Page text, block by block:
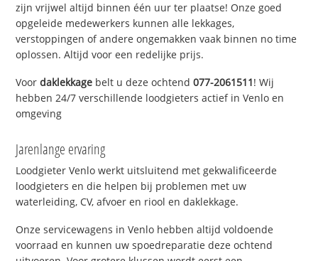
zijn vrijwel altijd binnen één uur ter plaatse! Onze goed
opgeleide medewerkers kunnen alle lekkages,
verstoppingen of andere ongemakken vaak binnen no time
oplossen. Altijd voor een redelijke prijs.
Voordaklekkage belt u deze ochtend077-2061511! Wij
hebben 24/7 verschillende loodgieters actief in Venlo en
omgeving
Jarenlange ervaring
Loodgieter Venlo werkt uitsluitend met gekwalificeerde
loodgieters en die helpen bij problemen met uw
waterleiding, CV, afvoer en riool en daklekkage.
Onze servicewagens in Venlo hebben altijd voldoende
voorraad en kunnen uw spoedreparatie deze ochtend